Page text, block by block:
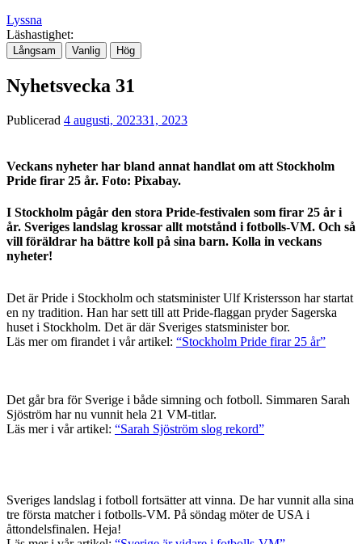
Lyssna
Läshastighet:
Långsam Vanlig Hög
Nyhetsvecka 31
Publicerad 4 augusti, 202331, 2023
Veckans nyheter har bland annat handlat om att Stockholm
Pride firar 25 år. Foto: Pixabay.
I Stockholm pågår den stora Pride-festivalen som firar 25 år i
år. Sveriges landslag krossar allt motstånd i fotbolls-VM. Och så
vill föräldrar ha bättre koll på sina barn. Kolla in veckans
nyheter!
Det är Pride i Stockholm och statsminister Ulf Kristersson har startat
en ny tradition. Han har sett till att Pride-flaggan pryder Sagerska
huset i Stockholm. Det är där Sveriges statsminister bor.
Läs mer om firandet i vår artikel: “Stockholm Pride firar 25 år”
Det går bra för Sverige i både simning och fotboll. Simmaren Sarah
Sjöström har nu vunnit hela 21 VM-titlar.
Läs mer i vår artikel: “Sarah Sjöström slog rekord”
Sveriges landslag i fotboll fortsätter att vinna. De har vunnit alla sina
tre första matcher i fotbolls-VM. På söndag möter de USA i
åttondelsfinalen. Heja!